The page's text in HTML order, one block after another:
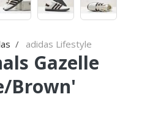
adidas Lifestyle
Gazelle
Brown'